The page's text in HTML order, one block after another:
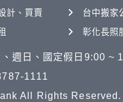
計、買賣 台中搬家
彰化長照
週日、國定假日9:00 ~
1111
All Rights Reserved.